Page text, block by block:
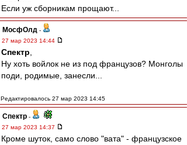
Если уж сборникам прощают...
МосфОлд -
27 мар 2023 14:44
Спектр
Ну хоть войлок не из под французов? Монголы
поди, родимые, занесли...
Редактировалось 27 мар 2023 14:45
Спектр -
27 мар 2023 14:37
Кроме шуток, само слово "вата" - французское